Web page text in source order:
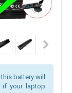
battery will
if your laptop